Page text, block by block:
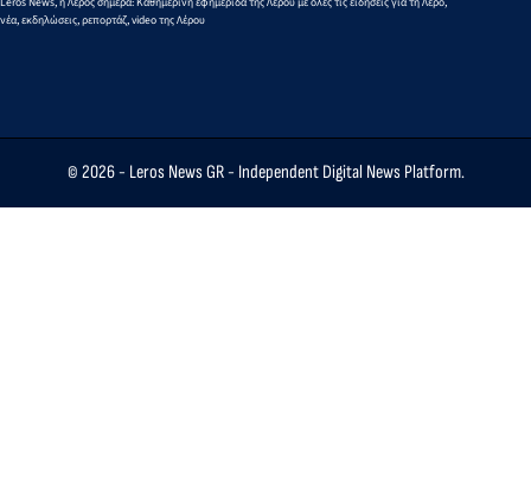
νέα, εκδηλώσεις, ρεπορτάζ, video της Λέρου
© 2026 - Leros News GR- Independent Digital News Platform.